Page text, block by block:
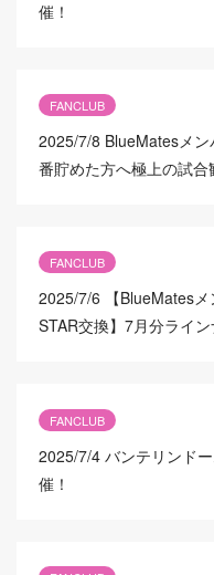
催！
FANCLUB
2025/7/8 BlueMatesメ
番貯めた方へ極上の試合
FANCLUB
2025/7/6
【BlueMates
STAR交換】7月分ライン
FANCLUB
2025/7/4 バンテリンド
催！